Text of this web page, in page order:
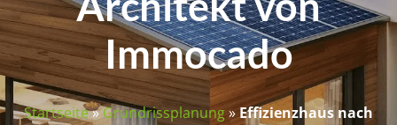
Immocado
Startseite»Grundrissplanung»Effizienzhaus nach